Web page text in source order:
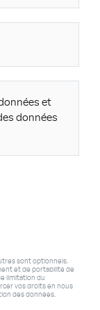
et
données
sont optionnels.
et de portabilité de
limitation du
vos droits en nous
des données.